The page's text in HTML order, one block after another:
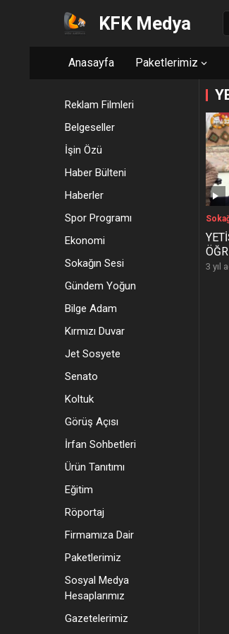
KFK Medya
Anasayfa Paketlerimiz
Reklam Filmleri
Belgeseller
İşin Özü
Haber Bülteni
Haberler
Spor Programı
Ekonomi
Sokağın Sesi
Gündem Yoğun
Bilge Adam
Kırmızı Duvar
Jet Sosyete
Senato
Koltuk
Görüş Açısı
İrfan Sohbetleri
Ürün Tanıtımı
Eğitim
Röportaj
Firmamıza Dair
Paketlerimiz
Sosyal Medya
Hesaplarımız
Gazetelerimiz
3 yıl